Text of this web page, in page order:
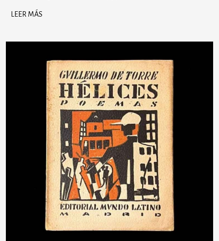
LEER MÁS